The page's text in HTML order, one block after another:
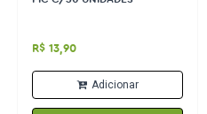
R$ 13,90
Adicionar